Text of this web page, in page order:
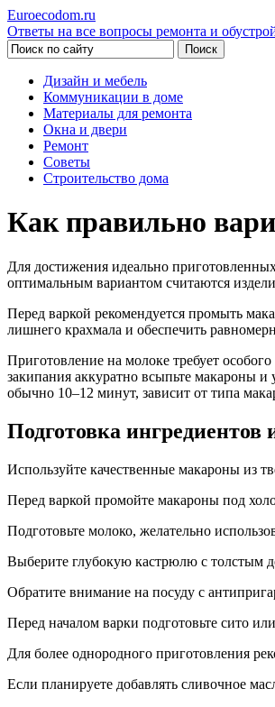
Euroecodom.ru
Ответы на все вопросы ремонта и
Дизайн и мебель
Коммуникации в доме
Материалы для ремонта
Окна и двери
Ремонт
Советы
Строительство дома
Как правильно
Для достижения идеально
оптимальным вариантом считаются
Перед варкой рекомендуется промыть
лишнего крахмала и обеспечить
Приготовление на молоке требует
закипания аккуратно всыпьте макароны
обычно 10–12 минут, зависит от типа
Подготовка
Используйте качественные макароны из
Перед варкой промойте макароны под
Подготовьте молоко, желательно
Выберите глубокую кастрюлю с толстым
Обратите внимание на посуду с
Перед началом варки подготовьте сито
Для более однородного приготовления
Если планируете добавлять сливочное